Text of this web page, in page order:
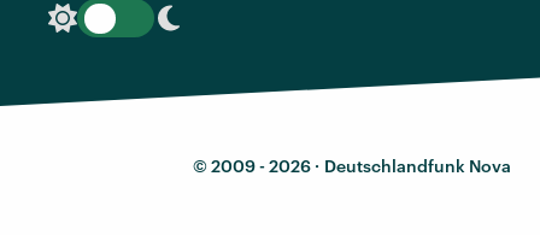
© 2009 - 2026 · Deutschlandfunk Nova